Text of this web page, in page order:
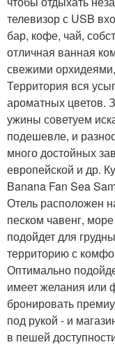
телевизор с USB
бар, кофе, чай,
отличная ванная
свежими
Территория вся
ароматных цветов.
ужины советуем
подешевле, и
много достойных
европейской и др.
Banana Fan Sea
Отель расположен
песком чавенг,
подойдет для
территорию с
Оптимально
имеет желания или
бронировать
под рукой - и
в пешей